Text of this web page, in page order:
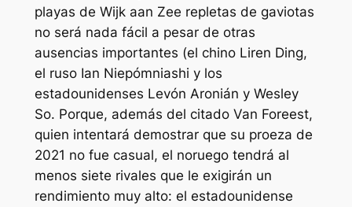
playas de Wijk aan Zee repletas de gaviotas
no será nada fácil a pesar de otras
ausencias importantes (el chino Liren Ding,
el ruso Ian Niepómniashi y los
estadounidenses Levón Aronián y Wesley
So. Porque, además del citado Van Foreest,
quien intentará demostrar que su proeza de
2021 no fue casual, el noruego tendrá al
menos siete rivales que le exigirán un
rendimiento muy alto: el estadounidense